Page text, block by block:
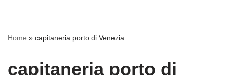
Home » capitaneria porto di Venezia
capitaneria porto di